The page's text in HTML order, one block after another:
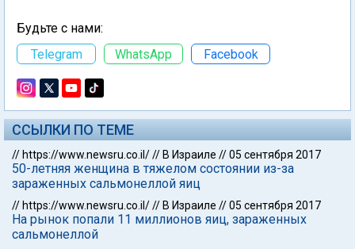
Будьте с нами:
Telegram
WhatsApp Facebook
ССЫЛКИ ПО ТЕМЕ
// https://www.newsru.co.il/// В Израиле //05 сентября 2017
50-летняя женщина в тяжелом состоянии из-за
зараженных сальмонеллой яиц
// https://www.newsru.co.il/// В Израиле //05 сентября 2017
На рынок попали 11 миллионов яиц, зараженных
сальмонеллой